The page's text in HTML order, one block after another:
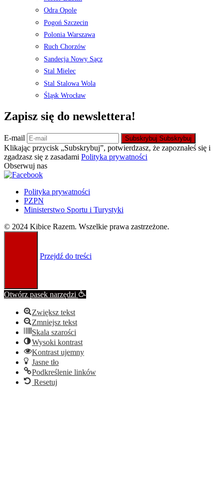
Odra Opole
Pogoń Szczecin
Polonia Warszawa
Ruch Chorzów
Sandecja Nowy Sącz
Stal Mielec
Stal Stalowa Wola
Śląsk Wrocław
Zapisz się do newslettera!
E-mail Subskrybuj Subskrybuj
Klikając przycisk „Subskrybuj”, potwierdzasz, że zapoznałeś się i
zgadzasz się z zasadami Polityka prywatności
Obserwuj nas
Polityka prywatności
PZPN
Ministerstwo Sportu i Turystyki
© 2024 Kibice Razem. Wszelkie prawa zastrzeżone.
Przejdź do treści
Otwórz pasek narzędzi
Zwiększ tekst
Zmniejsz tekst
Skala szarości
Wysoki kontrast
Kontrast ujemny
Jasne tło
Podkreślenie linków
Resetuj